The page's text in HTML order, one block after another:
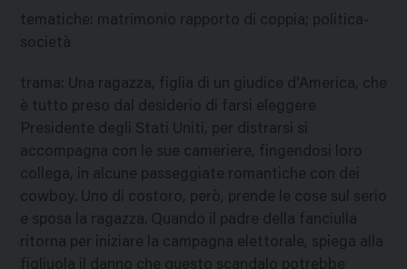
tematiche: matrimonio rapporto di coppia; politica-
società
trama: Una ragazza, figlia di un giudice d'America, che
è tutto preso dal desiderio di farsi eleggere
Presidente degli Stati Uniti, per distrarsi si
accompagna con le sue cameriere, fingendosi loro
collega, in alcune passeggiate romantiche con dei
cowboy. Uno di costoro, però, prende le cose sul serio
e sposa la ragazza. Quando il padre della fanciulla
ritorna per iniziare la campagna elettorale, spiega alla
figliuola il danno che questo scandalo potrebbe